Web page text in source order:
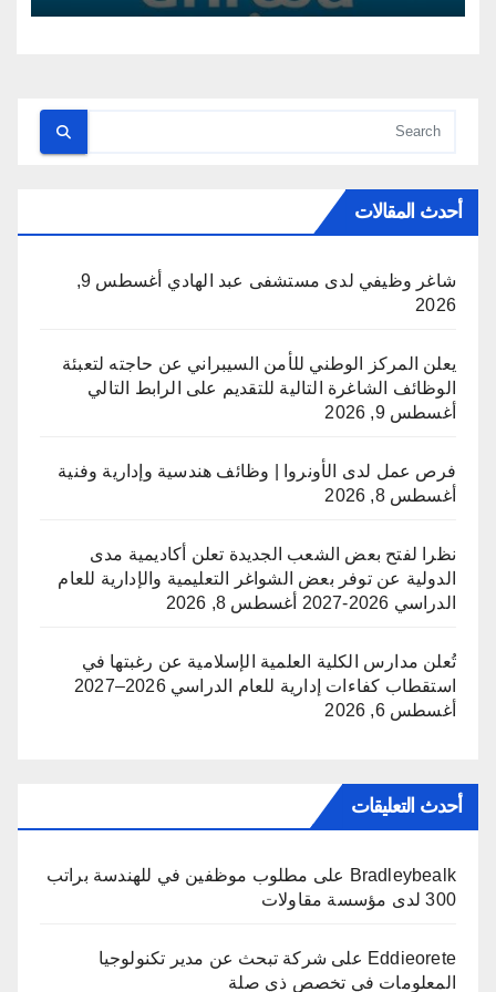
أحدث المقالات
شاغر وظيفي لدى مستشفى عبد الهادي
أغسطس 9,
2026
يعلن المركز الوطني للأمن السيبراني عن حاجته لتعبئة
الوظائف الشاغرة التالية للتقديم على الرابط التالي
أغسطس 9, 2026
فرص عمل لدى الأونروا | وظائف هندسية وإدارية وفنية
أغسطس 8, 2026
نظرا لفتح بعض الشعب الجديدة تعلن أكاديمية مدى
الدولية عن توفر بعض الشواغر التعليمية والإدارية للعام
الدراسي 2026-2027
أغسطس 8, 2026
تُعلن مدارس الكلية العلمية الإسلامية عن رغبتها في
استقطاب كفاءات إدارية للعام الدراسي 2026–2027
أغسطس 6, 2026
أحدث التعليقات
Bradleybealk على مطلوب موظفين في للهندسة براتب
300 لدى مؤسسة مقاولات
Eddieorete على شركة تبحث عن مدير تكنولوجيا
المعلومات في تخصص ذي صلة